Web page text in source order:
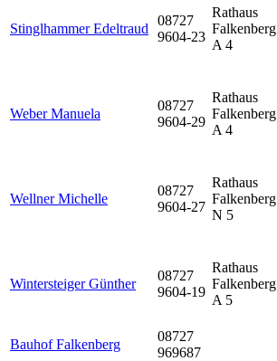
Stinglhammer Edeltraud
08727
9604-23
Rathaus
Falkenberg
A 4
Weber Manuela
08727
9604-29
Rathaus
Falkenberg
A 4
Wellner Michelle
08727
9604-27
Rathaus
Falkenberg
N 5
Wintersteiger Günther
08727
9604-19
Rathaus
Falkenberg
A 5
Bauhof Falkenberg
08727
969687